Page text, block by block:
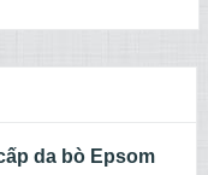
da bò Epsom